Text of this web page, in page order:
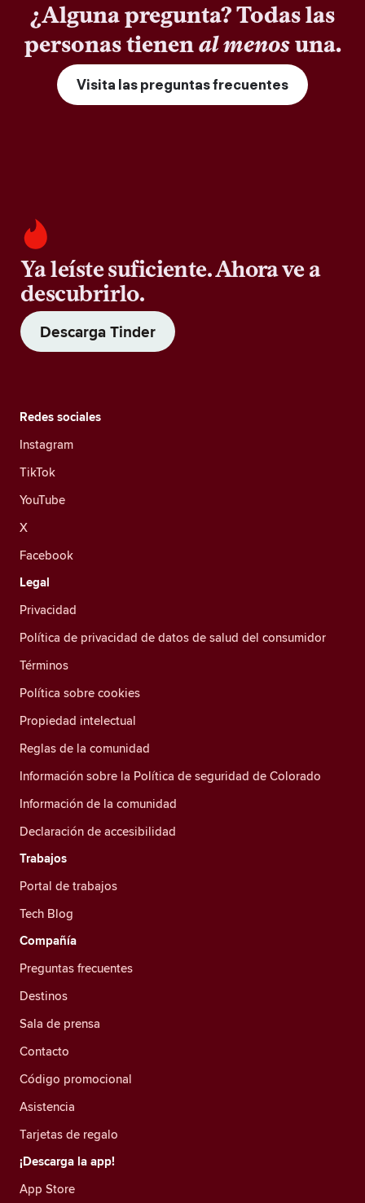
¿Alguna pregunta? Todas las
personas tienenal menosuna.
Visita las preguntas frecuentes
Ya leíste suficiente. Ahora ve a
descubrirlo.
Descarga Tinder
Redes sociales
Instagram
TikTok
YouTube
X
Facebook
Legal
Privacidad
Política de privacidad de datos de salud del consumidor
Términos
Política sobre cookies
Propiedad intelectual
Reglas de la comunidad
Información sobre la Política de seguridad de Colorado
Información de la comunidad
Declaración de accesibilidad
Trabajos
Portal de trabajos
Tech Blog
Compañía
Preguntas frecuentes
Destinos
Sala de prensa
Contacto
Código promocional
Asistencia
Tarjetas de regalo
¡Descarga la app!
App Store